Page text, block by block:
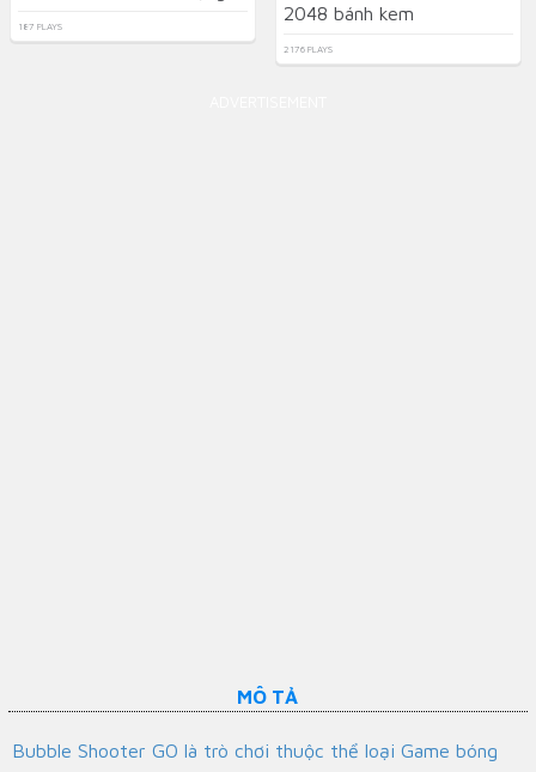
187 PLAYS
2048 bánh kem
2176 PLAYS
MÔ TẢ
Bubble Shooter GO là trò chơi thuộc thể loại Game bóng